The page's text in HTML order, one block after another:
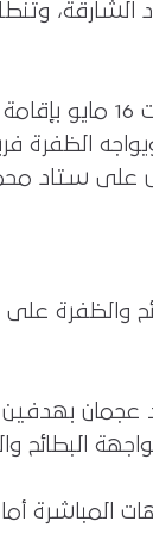
الظفرة
على ستاد
عجمان بهدفين
البطائح
المباشرة